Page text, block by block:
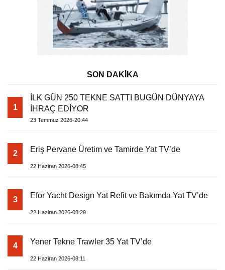
SON DAKİKA
1
İLK GÜN 250 TEKNE SATTI BUGÜN DÜNYAYA
İHRAÇ EDİYOR
23 Temmuz 2026-20:44
2 Eriş Pervane Üretim ve Tamirde Yat TV’de
22 Haziran 2026-08:45
3 Efor Yacht Design Yat Refit ve Bakımda Yat TV’de
22 Haziran 2026-08:29
4 Yener Tekne Trawler 35 Yat TV’de
22 Haziran 2026-08:11